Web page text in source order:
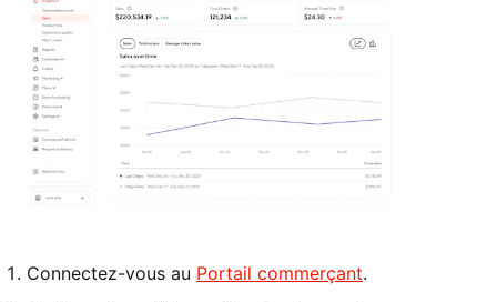
Connectez-vous au Portail commerçant.